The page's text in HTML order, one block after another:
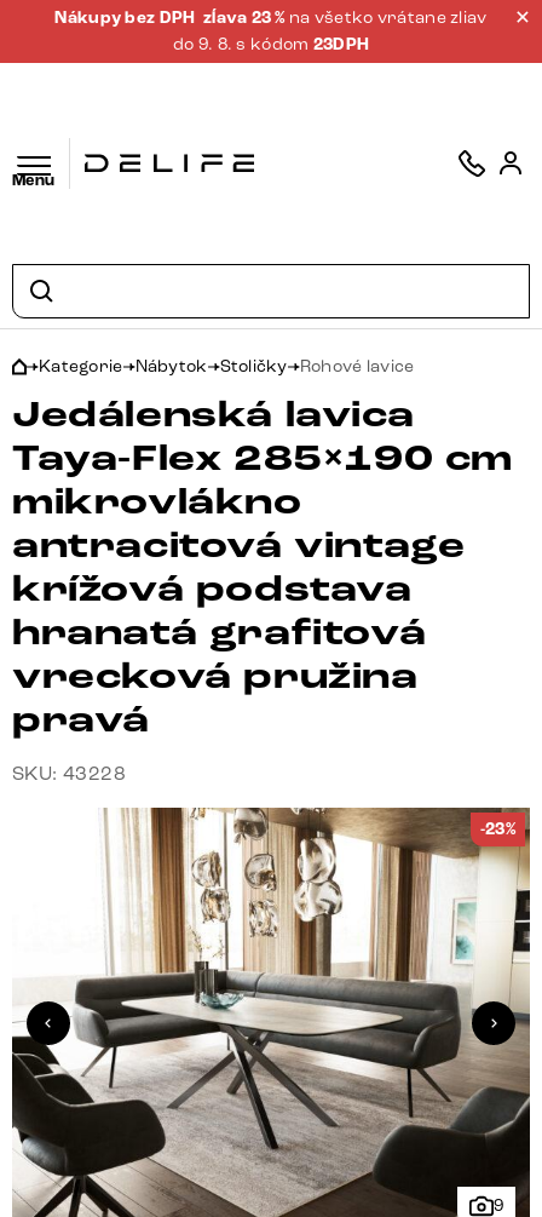
Nákupy bez DPH zĺava 23 % na všetko vrátane zliav
do 9. 8. s kódom 23DPH
Menu
Kategorie Nábytok Stoličky Rohové lavice
Jedálenská lavica
Taya-Flex 285×190 cm
mikrovlákno
antracitová vintage
krížová podstava
hranatá grafitová
vrecková pružina
pravá
SKU: 43228
9
-23%